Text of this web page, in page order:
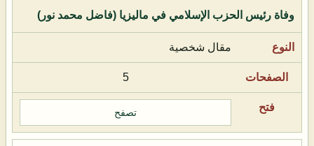
وفاة رئيس الحزب الإسلامي في ماليزيا (فاضل محمد نور)
مقال شخصية
5
تصفح